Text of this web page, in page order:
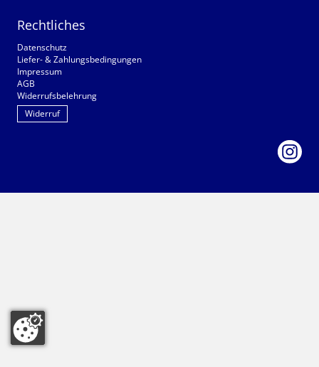
Rechtliches
Datenschutz
Liefer- & Zahlungsbedingungen
Impressum
AGB
Widerrufsbelehrung
Widerruf